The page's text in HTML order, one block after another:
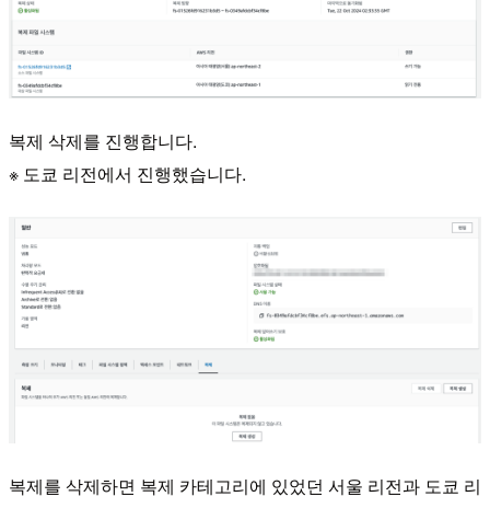
복제 삭제를 진행합니다.
※ 도쿄 리전에서 진행했습니다.
복제를 삭제하면 복제 카테고리에 있었던 서울 리전과 도쿄 리